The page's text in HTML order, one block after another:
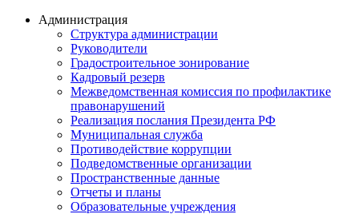
Администрация
Структура администрации
Руководители
Градостроительное зонирование
Кадровый резерв
Межведомственная комиссия по профилактике
правонарушений
Реализация послания Президента РФ
Муниципальная служба
Противодействие коррупции
Подведомственные организации
Пространственные данные
Отчеты и планы
Образовательные учреждения